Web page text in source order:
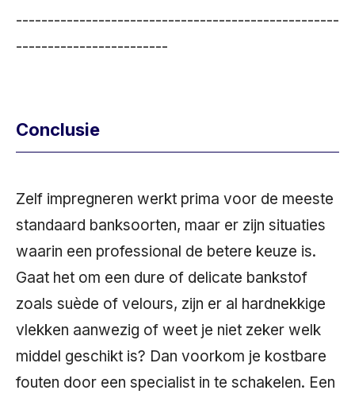
---------------------------------------------------
------------------------
Conclusie
Zelf impregneren werkt prima voor de meeste
standaard banksoorten, maar er zijn situaties
waarin een professional de betere keuze is.
Gaat het om een dure of delicate bankstof
zoals suède of velours, zijn er al hardnekkige
vlekken aanwezig of weet je niet zeker welk
middel geschikt is? Dan voorkom je kostbare
fouten door een specialist in te schakelen. Een